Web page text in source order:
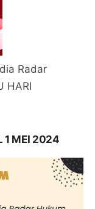
Radar
HARI
1 MEI 2024